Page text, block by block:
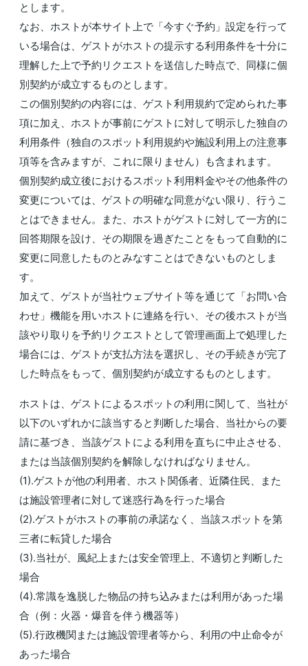
とします。
なお、ホストが本サイト上で「今すぐ予約」設定を行って
いる場合は、ゲストがホストの提示する利用条件を十分に
理解した上で予約リクエストを送信した時点で、同様に個
別契約が成立するものとします。
この個別契約の内容には、ゲスト利用規約で定められた事
項に加え、ホストが事前にゲストに対して明示した独自の
利用条件（独自のスポット利用規約や施設利用上の注意事
項等を含みますが、これに限りません）も含まれます。
個別契約成立後におけるスポット利用料金やその他条件の
変更については、ゲストの明確な同意がない限り、行うこ
とはできません。また、ホストがゲストに対して一方的に
回答期限を設け、その期限を過ぎたことをもって自動的に
変更に同意したものとみなすことはできないものとしま
す。
加えて、ゲストが当社ウェブサイト等を通じて「お問い合
わせ」機能を用いホストに連絡を行い、その後ホストが当
該やり取りを予約リクエストとして管理画面上で処理した
場合には、ゲストが支払方法を選択し、その手続きが完了
した時点をもって、個別契約が成立するものとします。
ホストは、ゲストによるスポットの利用に関して、当社が
以下のいずれかに該当すると判断した場合、当社からの要
請に基づき、当該ゲストによる利用を直ちに中止させる、
または当該個別契約を解除しなければなりません。
(1).ゲストが他の利用者、ホスト関係者、近隣住民、また
は施設管理者に対して迷惑行為を行った場合
(2).ゲストがホストの事前の承諾なく、当該スポットを第
三者に転貸した場合
(3).当社が、風紀上または安全管理上、不適切と判断した
場合
(4).常識を逸脱した物品の持ち込みまたは利用があった場
合（例：火器・爆音を伴う機器等）
(5).行政機関または施設管理者等から、利用の中止命令が
あった場合